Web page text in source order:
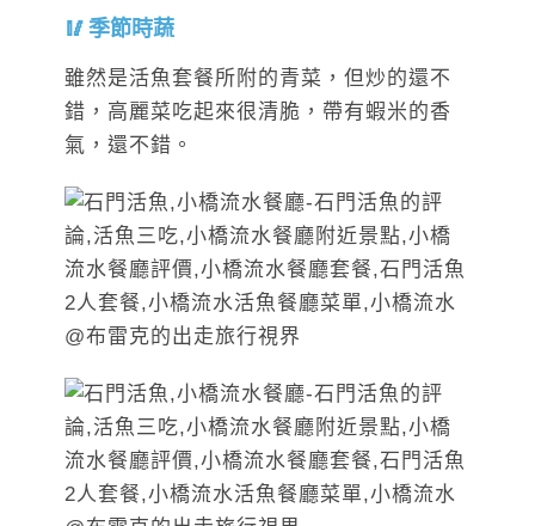
季節時蔬
雖然是活魚套餐所附的青菜，但炒的還不
錯，高麗菜吃起來很清脆，帶有蝦米的香
氣，還不錯。